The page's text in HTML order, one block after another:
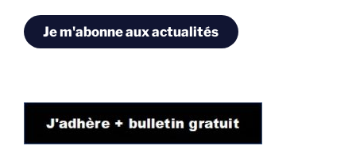
Je m'abonne aux actualités